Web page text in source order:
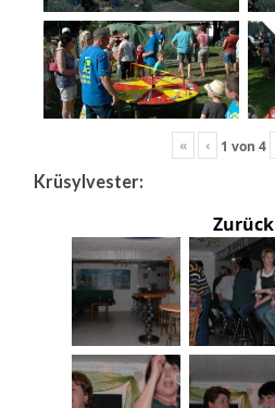
« ‹ 1 von 4
Krüsylvester:
Zurück